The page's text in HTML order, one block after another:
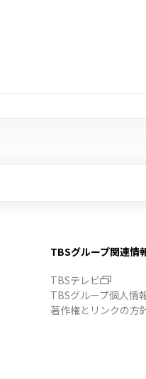
TBSグループ関連情
TBSテレビ
TBSグループ個人情
著作権とリンクの方